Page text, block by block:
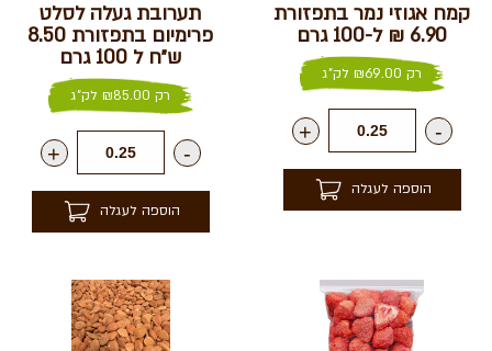
קמח אגוזי נמר בתפזורת
6.90 ₪ ל-100 גרם
רק ₪69.00 לק"ג
-
+
הוספה לעגלה
תערובת געלה לסלט
פרימיום בתפזורת 8.50
ש״ח ל 100 גרם
רק ₪85.00 לק"ג
-
+
הוספה לעגלה